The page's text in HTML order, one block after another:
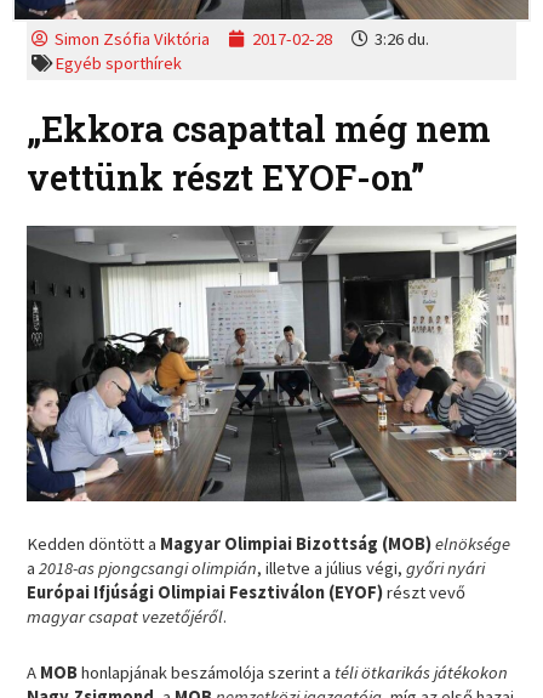
Simon Zsófia Viktória 2017-02-28
3:26 du.
Egyéb sporthírek
„Ekkora csapattal még nem
vettünk részt EYOF-on”
Kedden döntött a Magyar Olimpiai Bizottság (MOB)elnöksége
a2018-as pjongcsangi olimpián, illetve a július végi,győri nyári
Európai Ifjúsági Olimpiai Fesztiválon (EYOF)részt vevő
magyar csapat vezetőjéről.
A MOBhonlapjának beszámolója szerint a téli ötkarikás játékokon